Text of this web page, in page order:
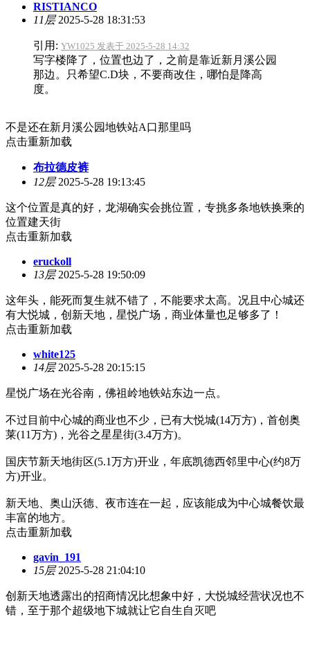
RISTIANCO
11层2025-5-28 18:31:53
引用: YW1025 发表于 2025-5-28 14:32
写字楼降了，位置也边了，之前是靠近新月溪公园
那边。只希望C.D块，不要商改住，哪怕是降高
度。
不是还在新月溪公园地铁站A口那里吗
点击重新加载
布拉德皮裤
12层2025-5-28 19:13:45
这个位置是真的好，龙湖确实会挑位置，专挑多条地铁换乘的
位置建天街
点击重新加载
eruckoll
13层2025-5-28 19:50:09
这年头，能死而复生就不错了，不能要求太高。况且中心城还
有大悦城，创新天地，星悦广场，商业体量也足够多了！
点击重新加载
white125
14层2025-5-28 20:15:15
星悦广场在光谷南，佛祖岭地铁站东边一点。
不过目前中心城的商业也不少，已有大悦城(14万方)，首创奥
莱(11万方)，光谷之星星街(3.4万方)。
国庆节新天地街区(5.1万方)开业，年底凯德西邻里中心(约8万
方)开业。
新天地、奥山沃德、夜市连在一起，应该能成为中心城餐饮最
丰富的地方。
点击重新加载
gavin_191
15层2025-5-28 21:04:10
创新天地透露出的招商情况比想象中好，大悦城经营状况也不
错，至于那个超级地下城就让它自生自灭吧